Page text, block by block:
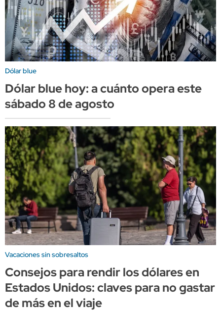
Dólar blue
Dólar blue hoy: a cuánto opera este
sábado 8 de agosto
Vacaciones sin sobresaltos
Consejos para rendir los dólares en
Estados Unidos: claves para no gastar
de más en el viaje